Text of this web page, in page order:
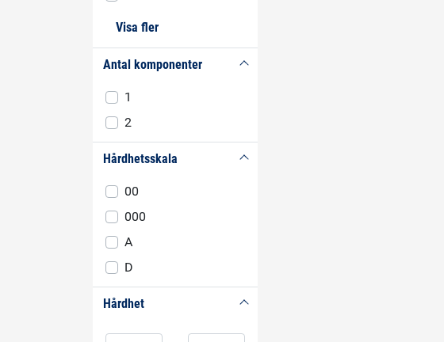
Visa fler
Antal komponenter
1
2
Hårdhetsskala
00
000
A
D
Hårdhet